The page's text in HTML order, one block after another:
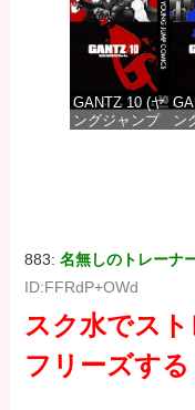
価格：¥100
GANTZ 10 (ヤ
ングジャンプ
ン
883:名無しのトレーナ
ID:FFRdP+OWd
スク水でス
フリーズする